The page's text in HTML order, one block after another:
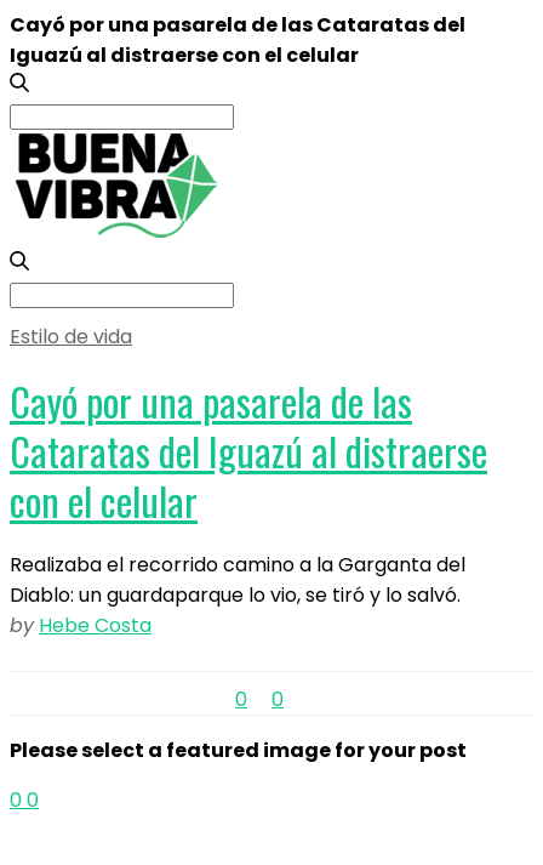
Cayó por una pasarela de las Cataratas del
Iguazú al distraerse con el celular
Search
for:
Search
Estilo de vida
Cayó por una pasarela de las
Cataratas del Iguazú al distraerse
con el celular
Realizaba el recorrido camino a la Garganta del
Diablo: un guardaparque lo vio, se tiró y lo salvó.
by Hebe Costa
0
0
Please select a featured image for your post
00